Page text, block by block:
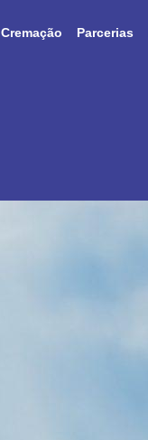
Cremação Parcerias